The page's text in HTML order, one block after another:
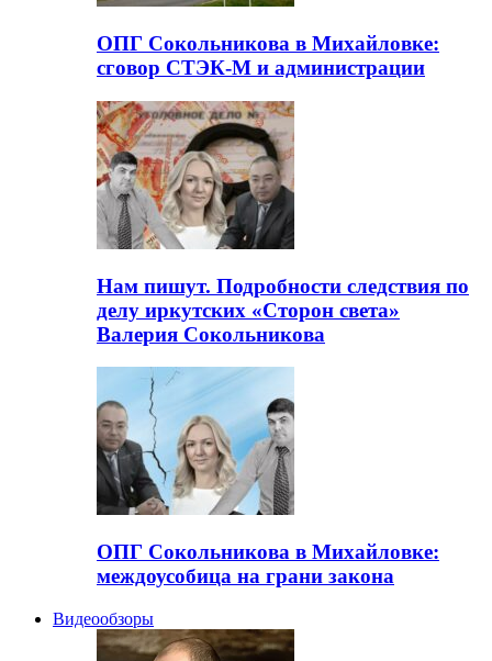
ОПГ Сокольникова в Михайловке:
сговор СТЭК-М и администрации
Нам пишут. Подробности следствия по
делу иркутских «Сторон света»
Валерия Сокольникова
ОПГ Сокольникова в Михайловке:
междоусобица на грани закона
Видеообзоры